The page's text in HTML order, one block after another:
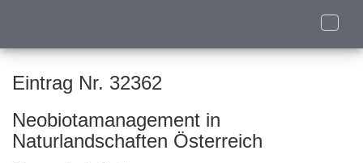
Toggle
Eintrag Nr. 32362
Neobiotamanagement in
Naturlandschaften Österreich